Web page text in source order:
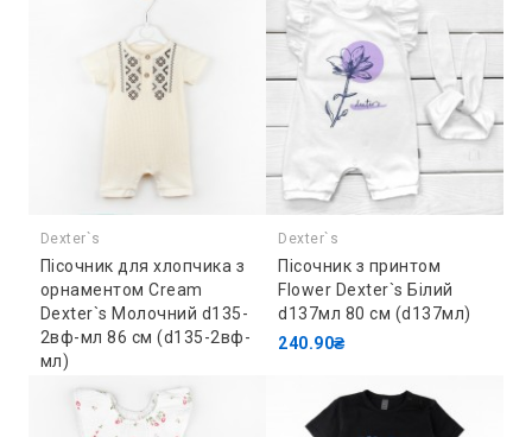
Dexter`s
Пісочник для хлопчика з
орнаментом Cream
Dexter`s Молочний d135-
2вф-мл 86 см (d135-2вф-
мл)
255.20₴
Dexter`s
Пісочник з принтом
Flower Dexter`s Білий
d137мл 80 см (d137мл)
240.90₴